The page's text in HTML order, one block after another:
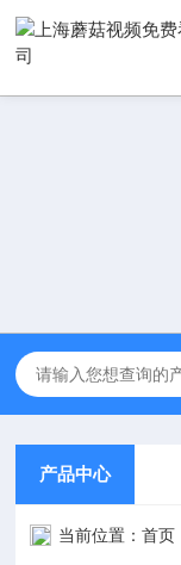
产品中心
当前位置：首页